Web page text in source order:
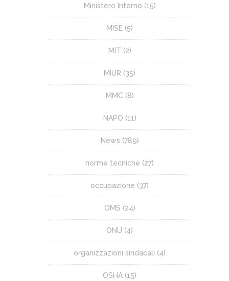
Ministero Interno (15)
MISE (5)
MIT (2)
MIUR (35)
MMC (8)
NAPO (11)
News (789)
norme tecniche (27)
occupazione (37)
OMS (24)
ONU (4)
organizzazioni sindacali (4)
OSHA (15)